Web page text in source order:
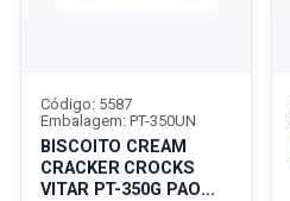
BISCOITO CREAM
CRACKER CROCKS
VITAR PT-350G PAO
Código: 5587
Embalagem: PT-350UN